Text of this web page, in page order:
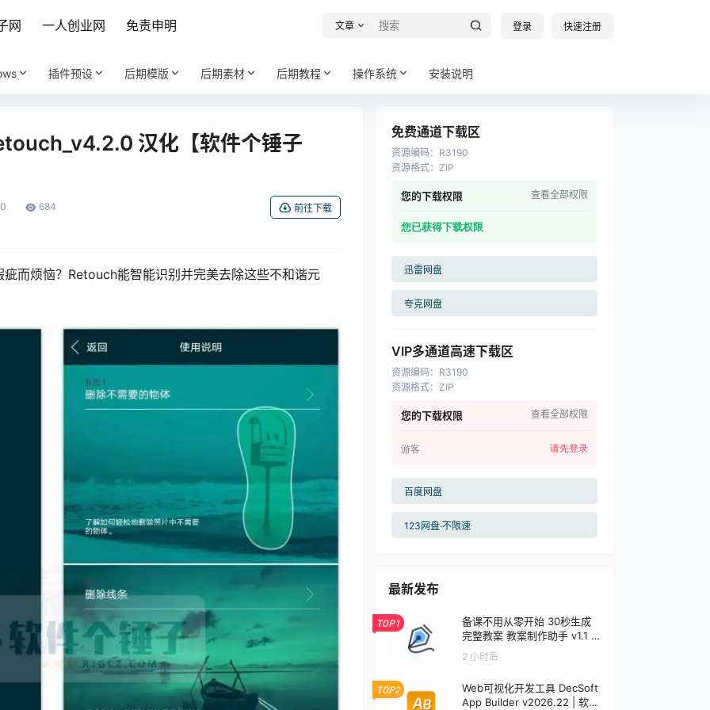
网 一人创业网 免责申明 文章 登录 快速注册
插件预设 后期模版 后期素材 后期教程 操作系统 安装说明
汉化【软件个锤子
0 684 前往下载
而烦恼？Retouch能智能识别并完美去除这些不和谐元
免费通道下载区
资源编码： R3190
资源格式： ZIP
您的下载权限 查看全部权限
您已获得下载权限
迅雷网盘
夸克网盘
VIP多通道高速下载区
资源编码： R3190
资源格式： ZIP
您的下载权限 查看全部权限
游客 请先登录
百度网盘
123网盘·不限速
最新发布
TOP1
备课不用从零开始 30秒生成
完整教案 教案制作助手 v1.1 |
软件个锤子 | S1001
2 小时后
TOP2
Web可视化开发工具 DecSoft
App Builder v2026.22 | 软件